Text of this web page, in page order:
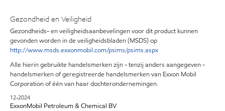
Gezondheid en Veiligheid
Gezondheids- en veiligheidsaanbevelingen voor dit product kunnen
gevonden worden in de veiligheidsbladen (MSDS) op
http://www.msds.exxonmobil.com/psims/psims.aspx
Alle hierin gebruikte handelsmerken zijn - tenzij anders aangegeven -
handelsmerken of geregistreerde handelsmerken van Exxon Mobil
Corporation of één van haar dochterondernemingen.
12-2024
ExxonMobil Petroleum & Chemical BV